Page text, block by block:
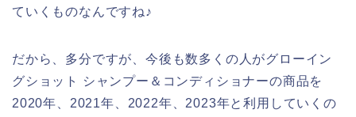
ていくものなんですね♪
だから、多分ですが、今後も数多くの人がグローイン
グショット シャンプー＆コンディショナーの商品を
2020年、2021年、2022年、2023年と利用していくの